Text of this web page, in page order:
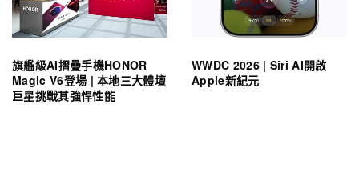
旗艦級AI摺疊手機HONOR
Magic V6登場 | 本地三大體壇
巨星挑戰其強悍性能
WWDC 2026 | Siri AI開啟
Apple新紀元